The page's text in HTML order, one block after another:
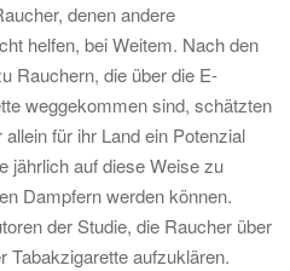
denen andere
helfen, bei Weitem. Nach den
Rauchern, die über die E-
weggekommen sind, schätzten
für ihr Land ein Potenzial
jährlich auf diese Weise zu
Dampfern werden können.
der Studie, die Raucher über
Tabakzigarette aufzuklären.